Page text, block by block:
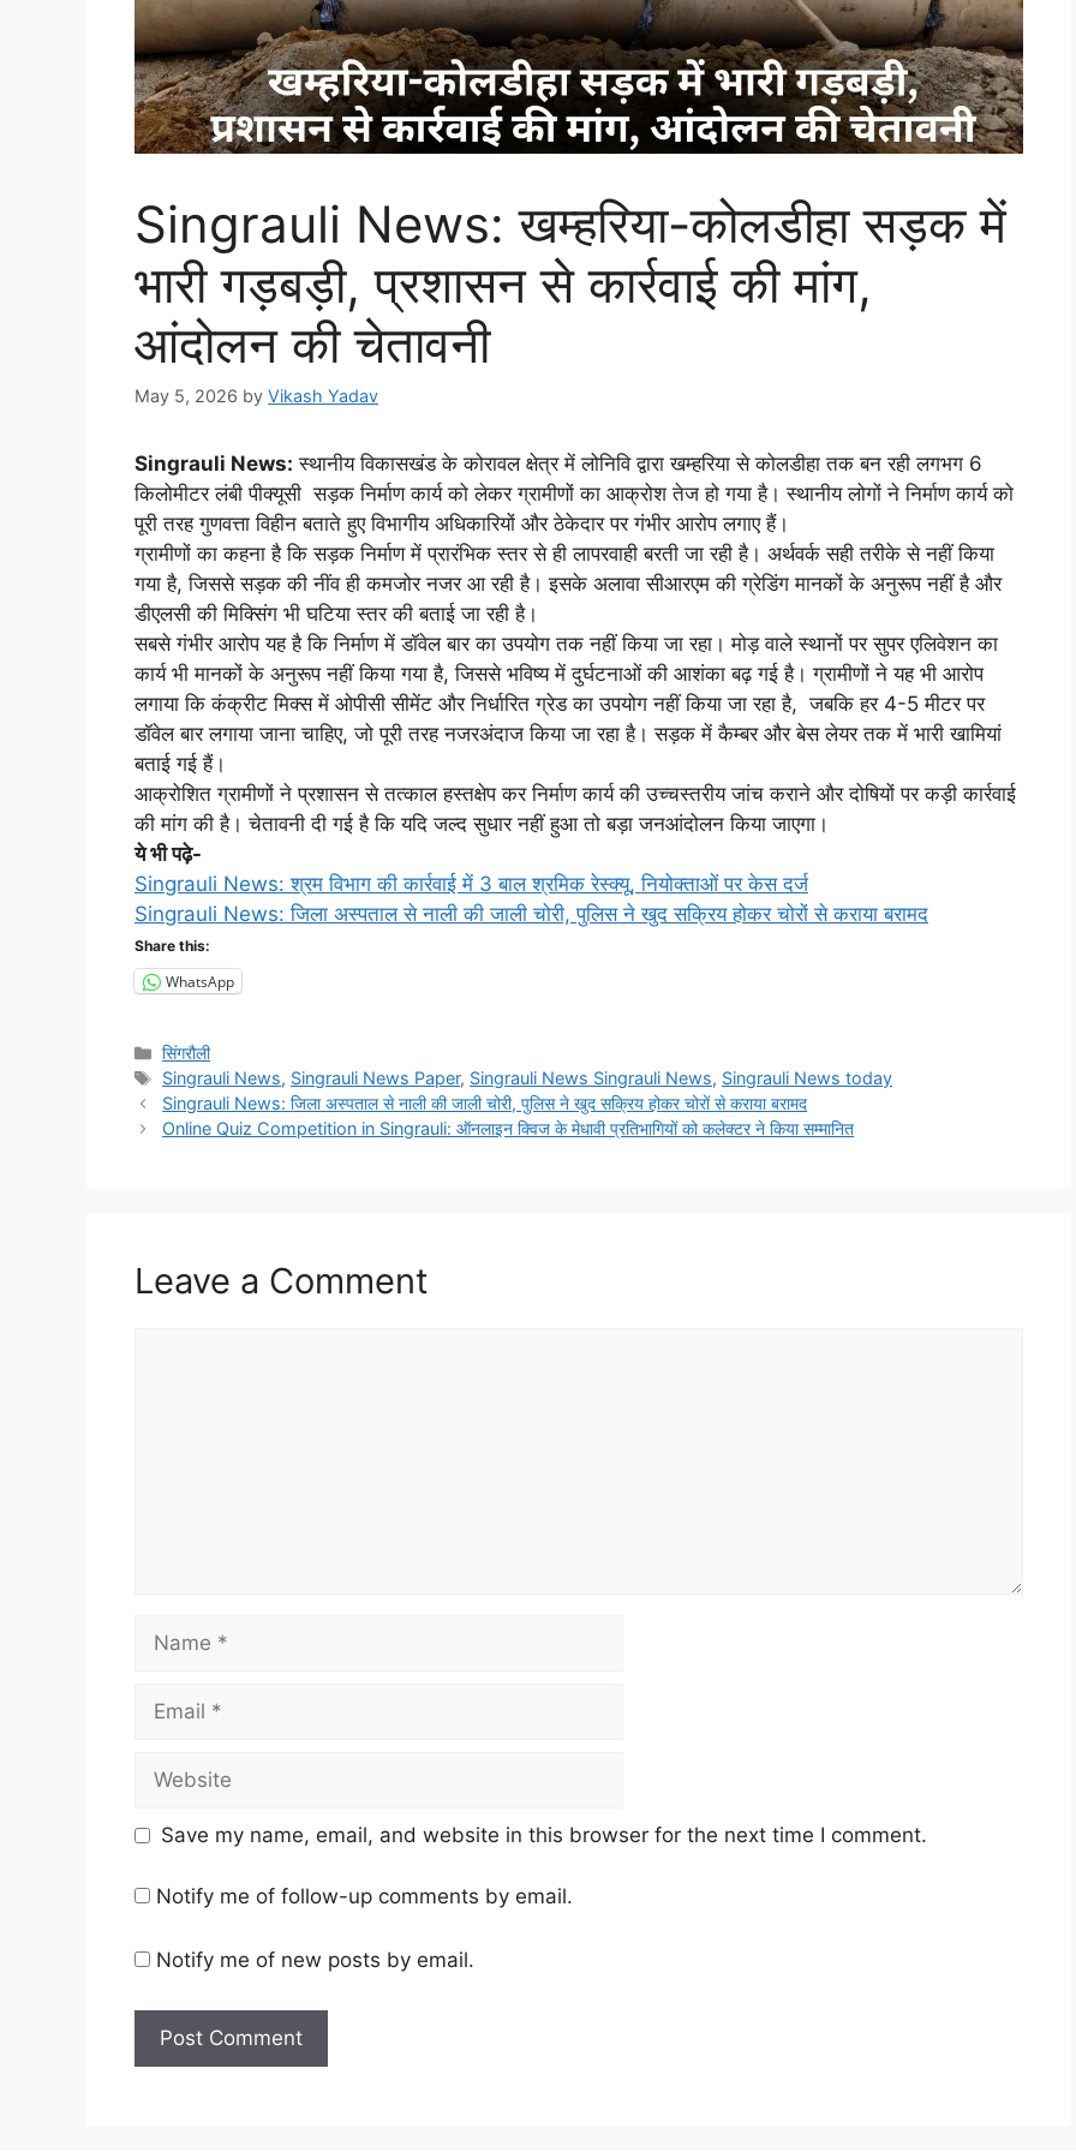
Singrauli News: खम्हरिया-कोलडीहा सड़क में
भारी गड़बड़ी, प्रशासन से कार्रवाई की मांग,
आंदोलन की चेतावनी
May 5, 2026 by Vikash Yadav
Singrauli News: स्थानीय विकासखंड के कोरावल क्षेत्र में लोनिवि द्वारा खम्हरिया से कोलडीहा तक बन रही लगभग 6
किलोमीटर लंबी पीक्यूसी सड़क निर्माण कार्य को लेकर ग्रामीणों का आक्रोश तेज हो गया है। स्थानीय लोगों ने निर्माण कार्य को
पूरी तरह गुणवत्ता विहीन बताते हुए विभागीय अधिकारियों और ठेकेदार पर गंभीर आरोप लगाए हैं।
ग्रामीणों का कहना है कि सड़क निर्माण में प्रारंभिक स्तर से ही लापरवाही बरती जा रही है। अर्थवर्क सही तरीके से नहीं किया
गया है, जिससे सड़क की नींव ही कमजोर नजर आ रही है। इसके अलावा सीआरएम की ग्रेडिंग मानकों के अनुरूप नहीं है और
डीएलसी की मिक्सिंग भी घटिया स्तर की बताई जा रही है।
सबसे गंभीर आरोप यह है कि निर्माण में डॉवेल बार का उपयोग तक नहीं किया जा रहा। मोड़ वाले स्थानों पर सुपर एलिवेशन का
कार्य भी मानकों के अनुरूप नहीं किया गया है, जिससे भविष्य में दुर्घटनाओं की आशंका बढ़ गई है। ग्रामीणों ने यह भी आरोप
लगाया कि कंक्रीट मिक्स में ओपीसी सीमेंट और निर्धारित ग्रेड का उपयोग नहीं किया जा रहा है, जबकि हर 4-5 मीटर पर
डॉवेल बार लगाया जाना चाहिए, जो पूरी तरह नजरअंदाज किया जा रहा है। सड़क में कैम्बर और बेस लेयर तक में भारी खामियां
बताई गई हैं।
आक्रोशित ग्रामीणों ने प्रशासन से तत्काल हस्तक्षेप कर निर्माण कार्य की उच्चस्तरीय जांच कराने और दोषियों पर कड़ी कार्रवाई
की मांग की है। चेतावनी दी गई है कि यदि जल्द सुधार नहीं हुआ तो बड़ा जनआंदोलन किया जाएगा।
ये भी पढ़े-
Singrauli News: श्रम विभाग की कार्रवाई में 3 बाल श्रमिक रेस्क्यू, नियोक्ताओं पर केस दर्ज
Singrauli News: जिला अस्पताल से नाली की जाली चोरी, पुलिस ने खुद सक्रिय होकर चोरों से कराया बरामद
Share this:
WhatsApp
Categories
सिंगरौली
Tags
Singrauli News, Singrauli News Paper, Singrauli News Singrauli News, Singrauli News today
Singrauli News: जिला अस्पताल से नाली की जाली चोरी, पुलिस ने खुद सक्रिय होकर चोरों से कराया बरामद
Online Quiz Competition in Singrauli: ऑनलाइन क्विज के मेधावी प्रतिभागियों को कलेक्टर ने किया सम्मानित
Leave a Comment
Name
Email
Website
Save my name, email, and website in this browser for the next time I comment.
Notify me of follow-up comments by email.
Notify me of new posts by email.